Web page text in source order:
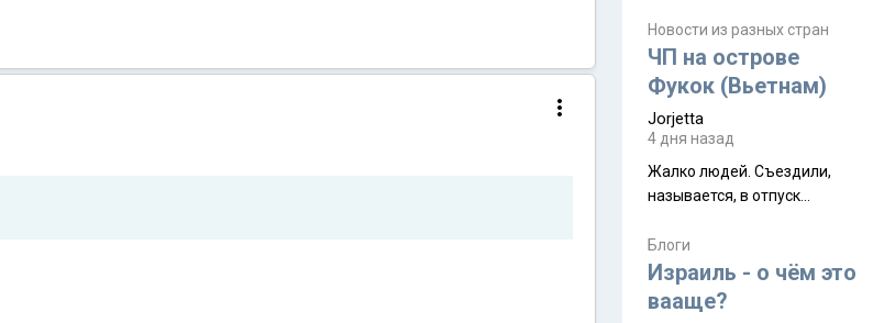
Дивали 8 ноября.
Новости из разных стран
ЧП на острове
Фукок (Вьетнам)
Jorjetta
4 дня назад
Жалко людей. Съездили,
называется, в отпуск...
Блоги
Израиль - о чём это
вааще?